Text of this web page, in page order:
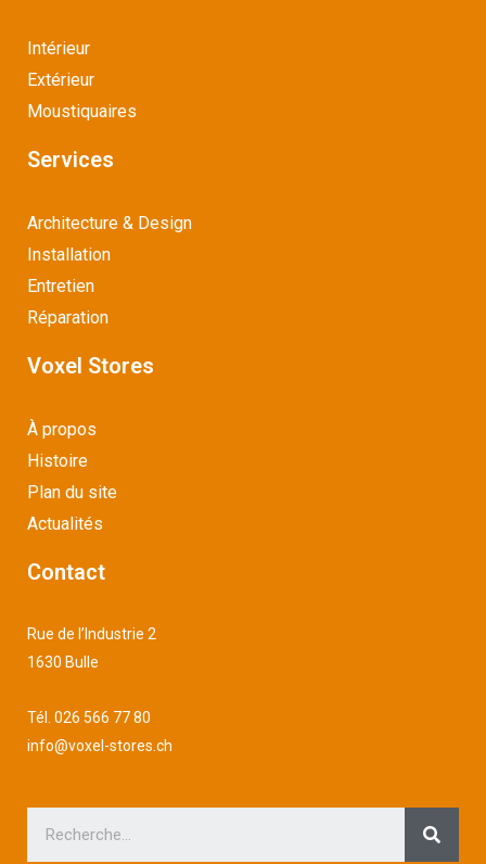
Intérieur
Extérieur
Moustiquaires
Services
Architecture & Design
Installation
Entretien
Réparation
Voxel Stores
À propos
Histoire
Plan du site
Actualités
Contact
Rue de l’Industrie 2
1630 Bulle
Tél. 026 566 77 80
info@voxel-stores.ch